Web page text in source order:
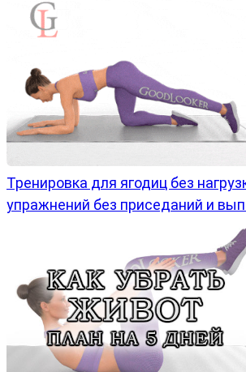
Тренировка для ягодиц без
упражнений без приседаний и